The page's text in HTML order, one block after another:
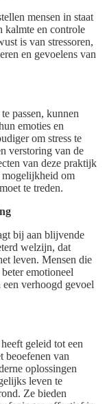
mensen in staat
kalmte en controle
is van stressoren,
en gevoelens van
passen, kunnen
emoties en
om stress te
verstoring van de
van deze praktijk
mogelijkheid om
te treden.
bij aan blijvende
welzijn, dat
leven. Mensen die
emotioneel
verhoogd gevoel
geleid tot een
beoefenen van
oplossingen
leven te
Ze bieden